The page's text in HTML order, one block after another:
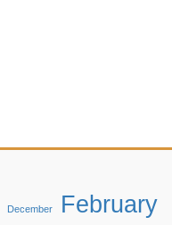
December February